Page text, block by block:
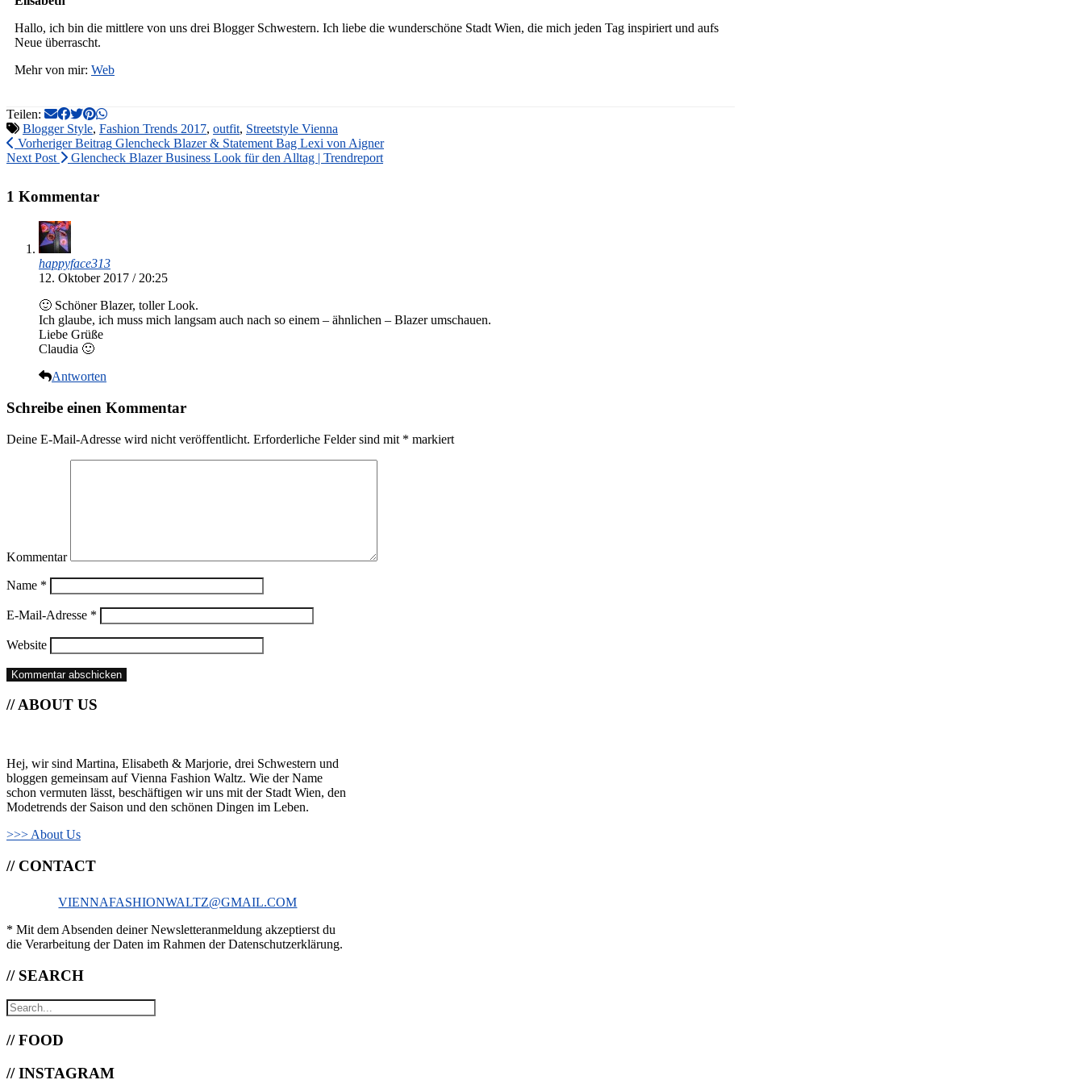
Hallo, ich bin die mittlere von uns drei Blogger Schwestern. Ich liebe die wunderschöne Stadt Wien, die mich jeden Tag inspiriert und aufs
Neue überrascht.
Mehr von mir: Web
Teilen:
Blogger Style, Fashion Trends 2017, outfit, Streetstyle Vienna
Vorheriger Beitrag Glencheck Blazer & Statement Bag Lexi von Aigner
Next Post
Glencheck Blazer Business Look für den Alltag | Trendreport
1 Kommentar
happyface313
12. Oktober 2017 / 20:25
🙂 Schöner Blazer, toller Look.
Ich glaube, ich muss mich langsam auch nach so einem – ähnlichen – Blazer umschauen.
Liebe Grüße
Claudia 🙂
Antworten
Schreibe einen Kommentar
Deine E-Mail-Adresse wird nicht veröffentlicht. Erforderliche Felder sind mit * markiert
Kommentar
Name *
E-Mail-Adresse *
Website
// ABOUT US
Hej, wir sind Martina, Elisabeth & Marjorie, drei Schwestern und
bloggen gemeinsam auf Vienna Fashion Waltz. Wie der Name
schon vermuten lässt, beschäftigen wir uns mit der Stadt Wien, den
Modetrends der Saison und den schönen Dingen im Leben.
>>> About Us
// CONTACT
VIENNAFASHIONWALTZ@GMAIL.COM
* Mit dem Absenden deiner Newsletteranmeldung akzeptierst du
die Verarbeitung der Daten im Rahmen der Datenschutzerklärung.
// SEARCH
// FOOD
// INSTAGRAM